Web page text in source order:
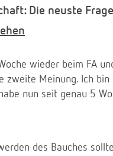
Die neuste Frage
wieder beim FA
zweite Meinung. Ich bin
nun seit genau 5
des Bauches